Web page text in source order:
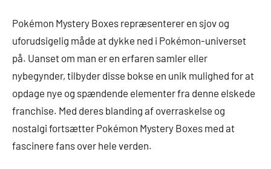
Pokémon Mystery Boxes repræsenterer en sjov og
uforudsigelig måde at dykke ned i Pokémon-universet
på. Uanset om man er en erfaren samler eller
nybegynder, tilbyder disse bokse en unik mulighed for at
opdage nye og spændende elementer fra denne elskede
franchise. Med deres blanding af overraskelse og
nostalgi fortsætter Pokémon Mystery Boxes med at
fascinere fans over hele verden.